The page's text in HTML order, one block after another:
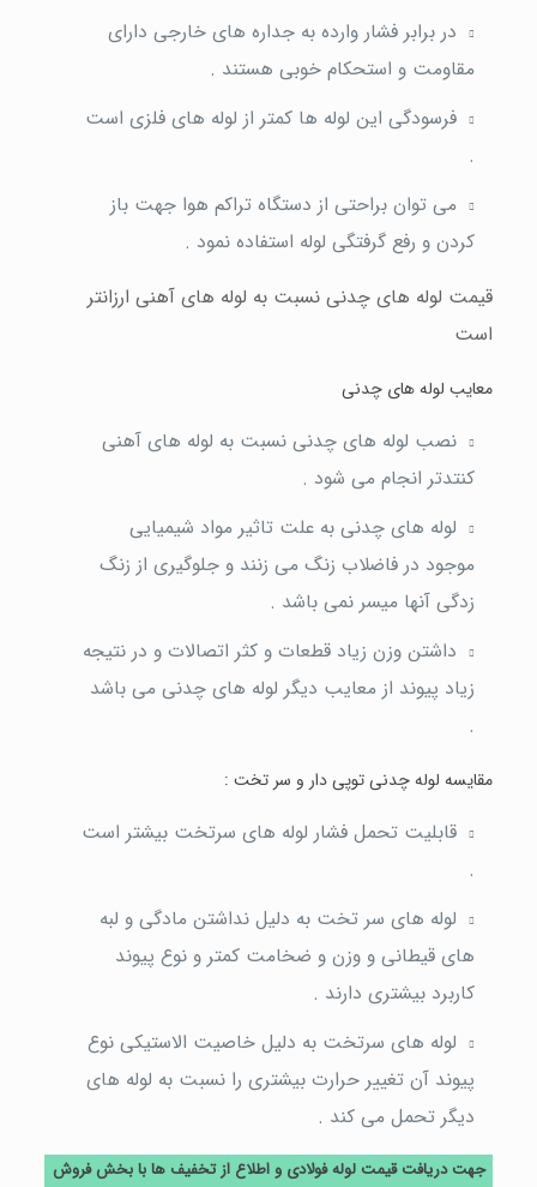
در برابر فشار وارده به جداره های خارجی دارای
مقاومت و استحکام خوبی هستند .
فرسودگی این لوله ها کمتر از لوله های فلزی است
.
می توان براحتی از دستگاه تراکم هوا جهت باز
کردن و رفع گرفتگی لوله استفاده نمود .
قیمت لوله های چدنی نسبت به لوله های آهنی ارزانتر
است
معایب لوله های چدنی
نصب لوله های چدنی نسبت به لوله های آهنی
کنتدتر انجام می شود .
لوله های چدنی به علت تاثیر مواد شیمیایی
موجود در فاضلاب زنگ می زنند و جلوگیری از زنگ
زدگی آنها میسر نمی باشد .
داشتن وزن زیاد قطعات و کثر اتصالات و در نتیجه
زیاد پیوند از معایب دیگر لوله های چدنی می باشد
.
مقایسه لوله چدنی توپی دار و سر تخت :
قابلیت تحمل فشار لوله های سرتخت بیشتر است
.
لوله های سر تخت به دلیل نداشتن مادگی و لبه
های قیطانی و وزن و ضخامت کمتر و نوع پیوند
کاربرد بیشتری دارند .
لوله های سرتخت به دلیل خاصیت الاستیکی نوع
پیوند آن تغییر حرارت بیشتری را نسبت به لوله های
دیگر تحمل می کند .
جهت دریافت قیمت لوله فولادی و اطلاع از تخفیف ها با بخش فروش